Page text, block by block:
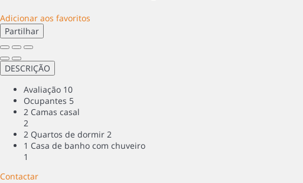
Adicionar aos favoritos
Partilhar
DESCRIÇÃO
Avaliação 10
Ocupantes 5
2 Camas casal
2
2 Quartos de dormir 2
1 Casa de banho com chuveiro
1
Contactar